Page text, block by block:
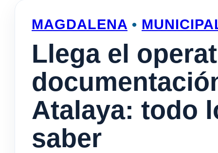
MAGDALENA •
Llega el
Atalaya: todo
saber